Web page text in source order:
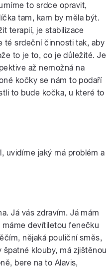
to srdce opravit,
tam, kam by měla být.
terapií, je stabilizace
té srdeční činnosti tak, aby
to je to, co je důležité. Je
až nemožná na
kočky se nám to podaří
to bude kočka, u které to
uvidíme jaký má problém a
Já vás zdravím. Já mám
devítiletou fenečku
nějaká pouliční směs,
klouby, má zjištěnou
bere na to Alavis,